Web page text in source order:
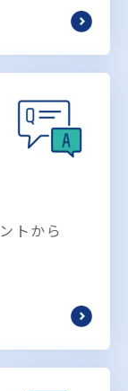
トから